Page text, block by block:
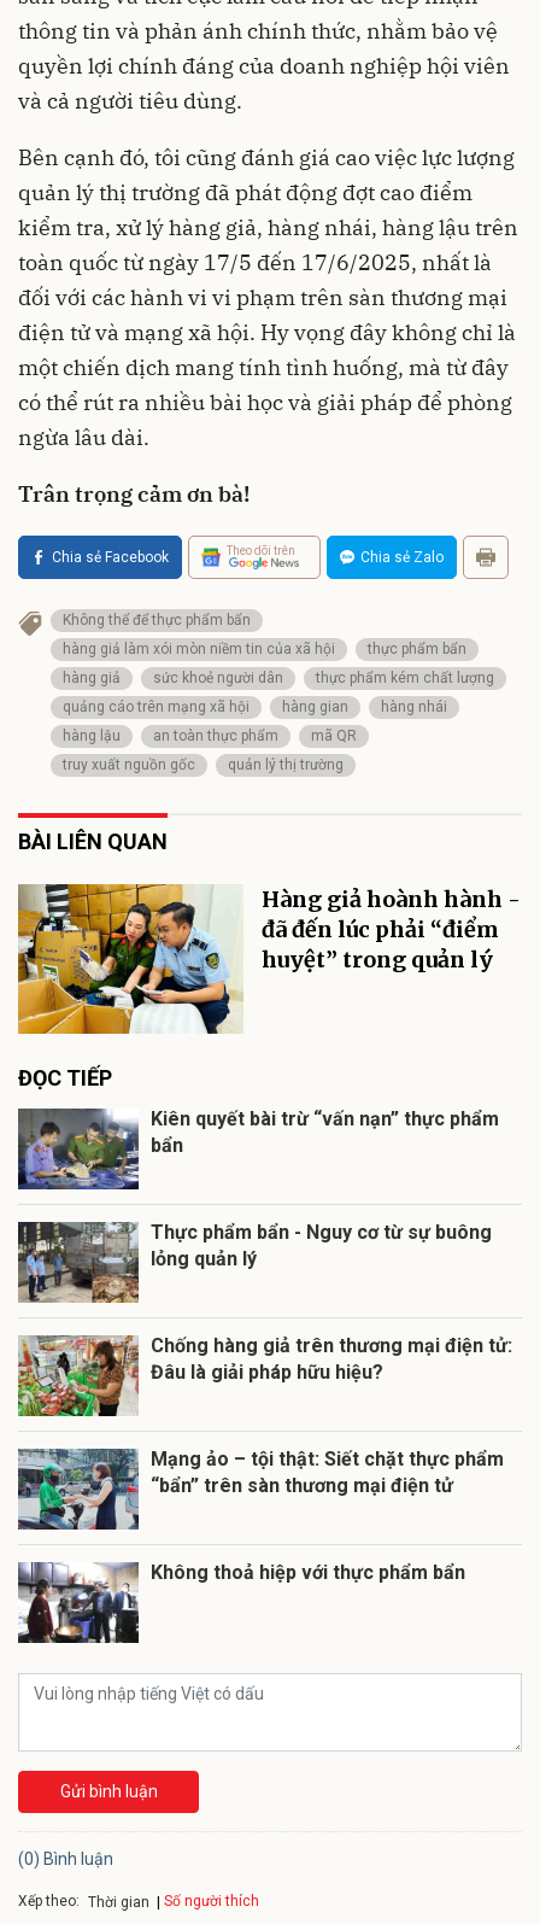
thông tin và phản ánh chính thức, nhằm bảo vệ
quyền lợi chính đáng của doanh nghiệp hội viên
và cả người tiêu dùng.
Bên cạnh đó, tôi cũng đánh giá cao việc lực lượng
quản lý thị trường đã phát động đợt cao điểm
kiểm tra, xử lý hàng giả, hàng nhái, hàng lậu trên
toàn quốc từ ngày 17/5 đến 17/6/2025, nhất là
đối với các hành vi vi phạm trên sàn thương mại
điện tử và mạng xã hội. Hy vọng đây không chỉ là
một chiến dịch mang tính tình huống, mà từ đây
có thể rút ra nhiều bài học và giải pháp để phòng
ngừa lâu dài.
Trân trọng cảm ơn bà!
Chia sẻ Facebook Theo dõi trên Chia sẻ Zalo
Không thể để thực phẩm bẩn
hàng giả làm xói mòn niềm tin của xã hội
thực phẩm bẩn
hàng giả
sức khoẻ người dân
thực phẩm kém chất lượng
quảng cáo trên mạng xã hội
hàng gian
hàng nhái
hàng lậu
an toàn thực phẩm
mã QR
truy xuất nguồn gốc
quản lý thị trường
BÀI LIÊN QUAN
Hàng giả hoành hành -
đã đến lúc phải “điểm
huyệt” trong quản lý
ĐỌC TIẾP
Kiên quyết bài trừ “vấn nạn” thực phẩm
bẩn
Thực phẩm bẩn - Nguy cơ từ sự buông
lỏng quản lý
Chống hàng giả trên thương mại điện tử:
Đâu là giải pháp hữu hiệu?
Mạng ảo – tội thật: Siết chặt thực phẩm
“bẩn” trên sàn thương mại điện tử
Không thoả hiệp với thực phẩm bẩn
Gửi bình luận
(0) Bình luận
Xếp theo: Thời gian Số người thích